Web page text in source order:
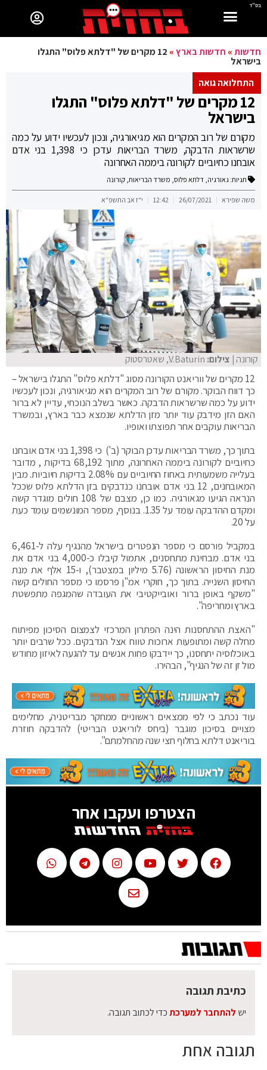
בס"ד
חדשות» חדשות בארץ» 12 מקרים של "דלתא פלוס" התגלו
בישראל
התחלואה גואה
12 מקרים של "דלתא פלוס" התגלו
בישראל
מקורם של רוב המקרים הוא מגיאורגיה, ונכון לעכשיו ידוע על כמה
שרשראות הדבקה, משרד הבריאות עדכן כי 1,398 בני אדם
אובחנו כחיוביים לקורונה ביממה האחרונה
תגיות: גאורגיה, דלתא פלוס, משרד הבריאות, קורונה
משה שפירא 26/07/2021
12:42 י"ז אב התשפ"א
קורונה| צילום: V.Baturin, שאטרסטוק
12 מקרים של ווריאנט הקורונה מסוג "דלתא פלוס" התגלו בישראל –
כך דווח הבוקר. מקורם של רוב המקרים הוא מגיאורגיה, ונכון לעכשיו
ידוע על כמה שרשראות הדבקה. כאשר בשלב הנוכחי, עדיין לא ברור
האם הזן מידבק עוד יותר מזן הדלתא שנמצא כבר בארץ, ובמשרד
הבריאות עוקבים אחר תפוצתו ואופיו.
בתוך כך, משרד הבריאות עדכן הבוקר (ב') כי 1,398 בני אדם אובחנו
כחיוביים לקורונה ביממה האחרונה, מתוך 68,192 בדיקות , מדובר
בעלייה משמעותית באחוז החיוביים עם 2.08% בדיקות חיוביות. מבין
המאובחנים, 12 בני אדם אובחנו כנדבקים בזן הדלתא פלוס שככל
הנראה הגיעו מגאורגיה. כמו כן, מצבם של 108 חולים מוגדר קשה
ומקדם ההדבקה עומד על 1.35. בנוסף, מספר המונשמים עומד כעת
על 20.
במקביל פורסם כי מספר הנפטרים בישראל מהנגיף עלה ל-6,461
בני אדם. מבחינת מתחסנים, אתמול קיבלו כ-4,000 בני אדם את
מנת החיסון הראשונה (5.76 מיליון במצטבר), ו-15 אלף את מנת
החיסון השנייה. בתוך כך, חוקרי אמ"ן פרסמו כי מספר החולים קשה
"משקף באופן ברור ואובייקטיבי את העובדה שהמגפה מתפשטת
בארץ ומחריפה".
"האצת ההתחסנות הינה הפתרון המרכזי לצמצום הסיכון מפיתוח
מחלה קשה ומתופעות ארוכות טווח אצל הנדבקים. ככל שרבים יותר
באוכלוסיה יתחסנו, כך יידבקו פחות אנשים עד להגעה לאיזון מחודש
מול זן זה של הנגיף", הבהירו.
עוד נכתב כי לפי ממצאים ראשוניים ממחקר מבריטניה, מחלימים
מצויים בסיכון מוגבר (ביחס לוריאנט הבריטי) להדבקה חוזרת
בוריאנט דלתא בחלוף חצי שנה מהחלמתם".
הצטרפו ועקבו אחר
תגובה אחת
כתיבת תגובה
יש להתחבר למערכתכדי לכתוב תגובה.